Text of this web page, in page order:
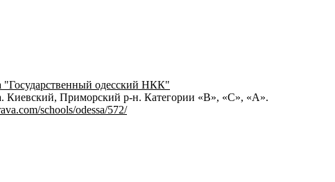
"Государственный одесский НКК"
Киевский, Приморский р-н. Категории «В», «С», «А».
schools/odessa/572/